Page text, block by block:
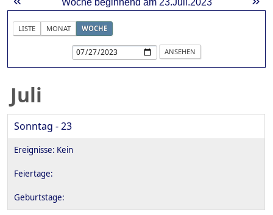
Woche beginnend am 23.Juli.2023
LISTE MONAT WOCHE
Juli
Sonntag - 23